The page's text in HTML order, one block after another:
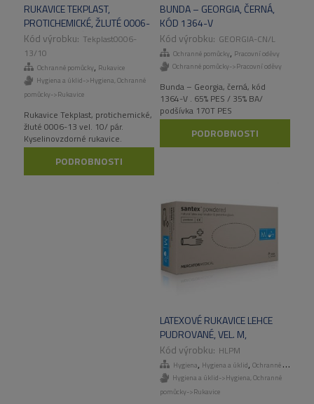
RUKAVICE TEKPLAST,
PROTICHEMICKÉ, ŽLUTÉ 0006-
13, VEL. 10, PÁRTekplast0006-
13/10
Ochranné pomůcky, Rukavice
Hygiena a úklid->Hygiena Ochranné
pomůcky->Rukavice
Rukavice Tekplast, protichemické,
žluté 0006-13 vel. 10/ pár.
Kyselinovzdorné rukavice.
Doporučené použití: práce s
kyselinami a louhy. Odvětví:
laboratoře, chem. průmysl.
PODROBNOSTI
BUNDA – GEORGIA, ČERNÁ,
KÓD 1364-V
GEORGIA-CN/L
Ochranné pomůcky, Pracovní oděvy
Ochranné pomůcky->Pracovní oděvy
Bunda – Georgia, černá, kód
1364-V . 65% PES / 35% BA/
podšívka 170T PES
PODROBNOSTI
LATEXOVÉ RUKAVICE LEHCE
PUDROVANÉ, VEL. M,
100KS/BOX
HLPM
Hygiena, Hygiena a úklid, Ochranné pomůcky
Hygiena a úklid->Hygiena Ochranné
pomůcky->Rukavice